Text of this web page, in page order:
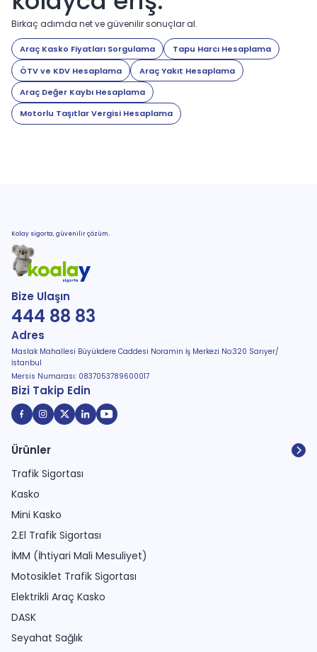
Birkaç adımda net ve güvenilir sonuçlar al.
Araç Kasko Fiyatları Sorgulama
Tapu Harcı Hesaplama
ÖTV ve KDV Hesaplama
Araç Yakıt Hesaplama
Araç Değer Kaybı Hesaplama
Motorlu Taşıtlar Vergisi Hesaplama
Kolay sigorta, güvenilir çözüm.
Bize Ulaşın
444 88 83
Adres
Maslak Mahallesi Büyükdere Caddesi Noramin İş Merkezi No:320 Sarıyer/
İstanbul
Mersis Numarası: 0837053789600017
Bizi Takip Edin
Ürünler
Trafik Sigortası
Kasko
Mini Kasko
2.El Trafik Sigortası
İMM (İhtiyari Mali Mesuliyet)
Motosiklet Trafik Sigortası
Elektrikli Araç Kasko
DASK
Seyahat Sağlık